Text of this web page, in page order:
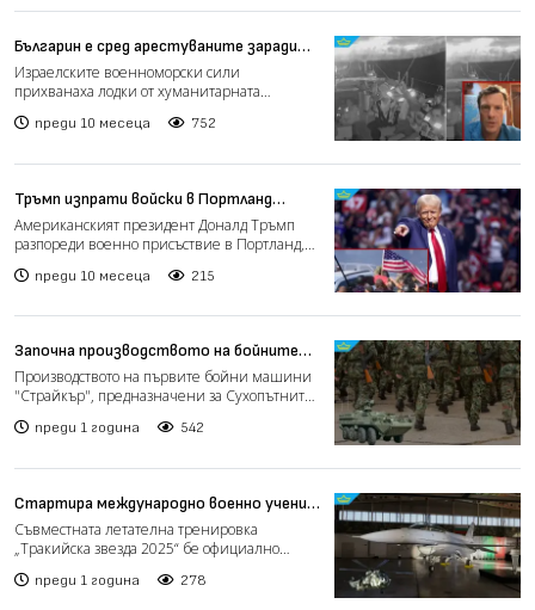
Българин е сред арестуваните заради
хуманитарната флотилия за Газа
(видео)
Израелските военноморски сили
прихванаха лодки от хуманитарната
преди 10 месеца 752
Тръмп изпрати войски в Портланд
заради протестите срещу
миграционните центрове (видео)
Американският президент Доналд Тръмп
разпореди военно присъствие в Портланд,
преди 10 месеца 215
Започна производството на бойните
машини „Страйкър“ за българската
армия
Производството на първите бойни машини
"Страйкър", предназначени за Сухопътните
преди 1 година 542
Стартира международно военно учение
в небето над България
Съвместната летателна тренировка
„Тракийска звезда 2025“ бе официално
преди 1 година 278